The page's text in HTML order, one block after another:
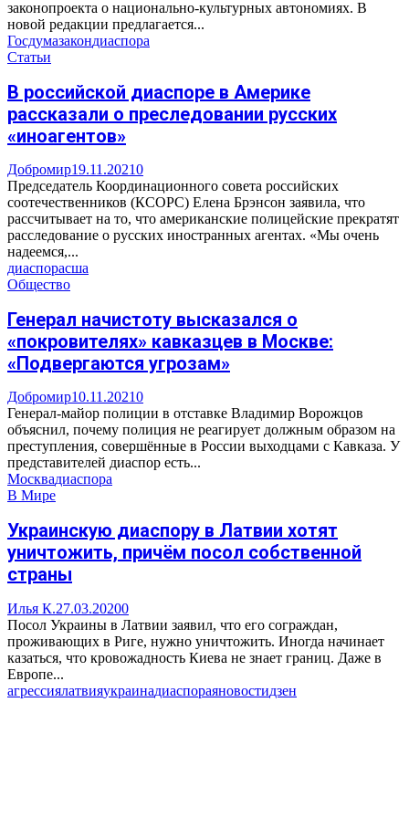
законопроекта о национально-культурных автономиях. В
новой редакции предлагается...
Госдумазакондиаспора
Статьи
В российской диаспоре в Америке
рассказали о преследовании русских
«иноагентов»
Добромир19.11.20210
Председатель Координационного совета российских
соотечественников (КСОРС) Елена Брэнсон заявила, что
рассчитывает на то, что американские полицейские прекратят
расследование о русских иностранных агентах. «Мы очень
надеемся,...
диаспорасша
Общество
Генерал начистоту высказался о
«покровителях» кавказцев в Москве:
«Подвергаются угрозам»
Добромир10.11.20210
Генерал-майор полиции в отставке Владимир Ворожцов
объяснил, почему полиция не реагирует должным образом на
преступления, совершённые в России выходцами с Кавказа. У
представителей диаспор есть...
Москвадиаспора
В Мире
Украинскую диаспору в Латвии хотят
уничтожить, причём посол собственной
страны
Илья К.27.03.20200
Посол Украины в Латвии заявил, что его сограждан,
проживающих в Риге, нужно уничтожить. Иногда начинает
казаться, что кровожадность Киева не знает границ. Даже в
Европе...
агрессиялатвияукраинадиаспораяновостидзен